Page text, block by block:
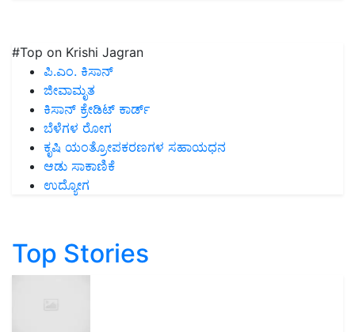
#Top on Krishi Jagran
ಪಿ.ಎಂ. ಕಿಸಾನ್
ಜೀವಾಮೃತ
ಕಿಸಾನ್ ಕ್ರೇಡಿಟ್ ಕಾರ್ಡ್
ಬೆಳೆಗಳ ರೋಗ
ಕೃಷಿ ಯಂತ್ರೋಪಕರಣಗಳ ಸಹಾಯಧನ
ಆಡು ಸಾಕಾಣಿಕೆ
ಉದ್ಯೋಗ
Top Stories